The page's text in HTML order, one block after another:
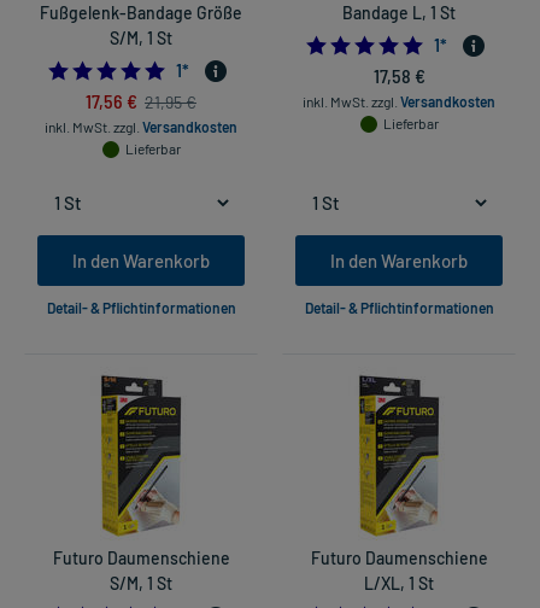
Fußgelenk-Bandage Größe
S/M, 1 St
5.0
1*
17,56 € 21,95 €
inkl. MwSt. zzgl. Versandkosten
Lieferbar
In den Warenkorb
Detail- & Pflichtinformationen
Bandage L, 1 St
5.0
1*
17,58 €
inkl. MwSt. zzgl. Versandkosten
Lieferbar
In den Warenkorb
Detail- & Pflichtinformationen
Futuro Daumenschiene
S/M, 1 St
Futuro Daumenschiene
L/XL, 1 St